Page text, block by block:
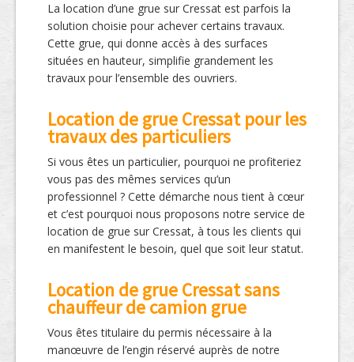
La location d’une grue sur Cressat est parfois la
solution choisie pour achever certains travaux.
Cette grue, qui donne accès à des surfaces
situées en hauteur, simplifie grandement les
travaux pour l’ensemble des ouvriers.
Location de grue Cressat pour les
travaux des particuliers
Si vous êtes un particulier, pourquoi ne profiteriez
vous pas des mêmes services qu’un
professionnel ? Cette démarche nous tient à cœur
et c’est pourquoi nous proposons notre service de
location de grue sur Cressat, à tous les clients qui
en manifestent le besoin, quel que soit leur statut.
Location de grue Cressat sans
chauffeur de camion grue
Vous êtes titulaire du permis nécessaire à la
manœuvre de l’engin réservé auprès de notre